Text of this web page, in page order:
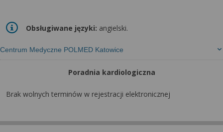
Centrum Medyczne POLMED Katowice
Obsługiwane języki: angielski.
Poradnia kardiologiczna
Brak wolnych terminów w rejestracji elektronicznej